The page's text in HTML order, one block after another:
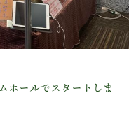
ホールでスタートしま